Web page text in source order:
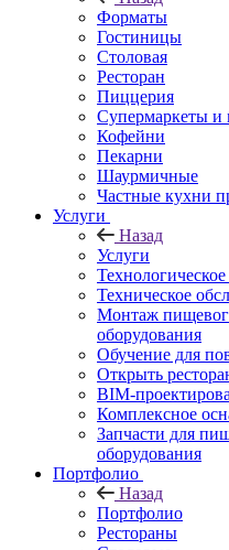
Форматы
Гостиницы
Столовая
Ресторан
Пиццерия
Супермаркеты и
Кофейни
Пекарни
Шаурмичные
Частные кухни
Услуги
Назад
Услуги
Техническое
Монтаж
оборудования
Обучение для
Открыть
BIM-
Комплексное
Запчасти для
оборудования
Портфолио
Назад
Портфолио
Рестораны